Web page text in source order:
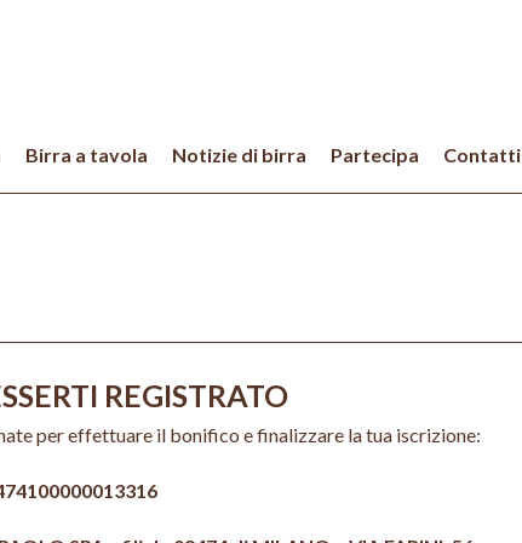
Birra a tavola Notizie di birra Partecipa Contatti
REGISTRATO
per effettuare il bonifico e finalizzare la tua iscrizione: